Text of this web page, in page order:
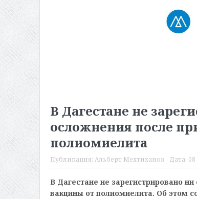
В Дагестане не
осложнения после
полиомиелита
Публикация: Альберт Мехтиханов Дата:
В Дагестане не зарегистрировано
вакцины от полиомиелита. Об этом